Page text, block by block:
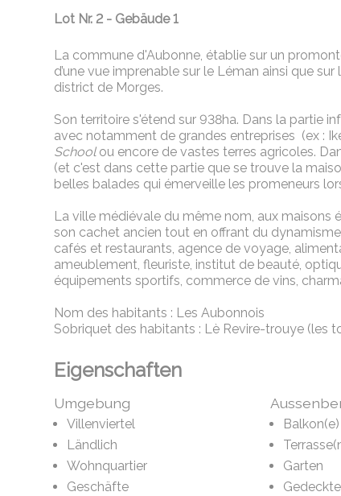
Lot Nr. 2 - Gebäude 1
La commune d'Aubonne, établie sur un
d’une vue imprenable sur le Léman ainsi que
district de Morges.
Son territoire s'étend sur 938ha. Dans la partie
avec notamment de grandes entreprises (ex :
Schoolou encore de vastes terres agricoles.
(et c'est dans cette partie que se trouve la
belles balades qui émerveille les promeneurs
La ville médiévale du même nom, aux maisons
son cachet ancien tout en offrant du
cafés et restaurants, agence de voyage,
ameublement, fleuriste, institut de beauté,
équipements sportifs, commerce de vins,
Nom des habitants : Les Aubonnois
Sobriquet des habitants : Lè Revire-trouye (les
Eigenschaften
Umgebung
Villenviertel
Ländlich
Wohnquartier
Geschäfte
Balkon(e)
Garten